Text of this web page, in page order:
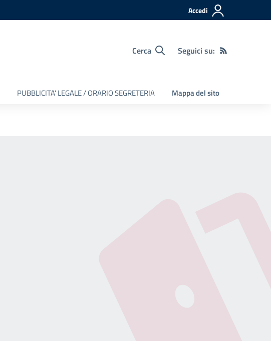
Accedi
Cerca Seguici su:
PUBBLICITA' LEGALE / ORARIO SEGRETERIA Mappa del sito